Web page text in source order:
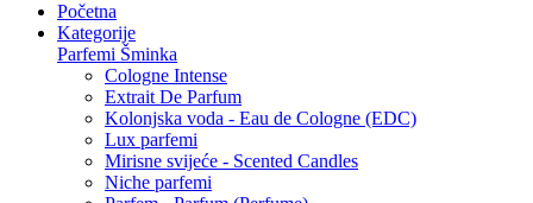
Početna
Kategorije
Parfemi Šminka
Cologne Intense
Extrait De Parfum
Kolonjska voda - Eau de Cologne (EDC)
Lux parfemi
Mirisne svijeće - Scented Candles
Niche parfemi